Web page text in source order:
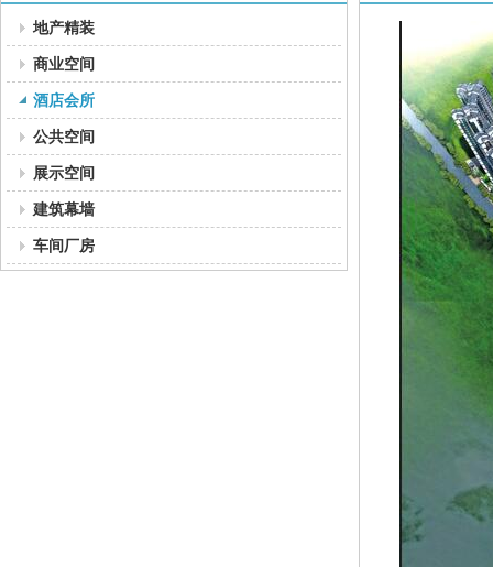
地产精装
商业空间
酒店会所
公共空间
展示空间
建筑幕墙
车间厂房